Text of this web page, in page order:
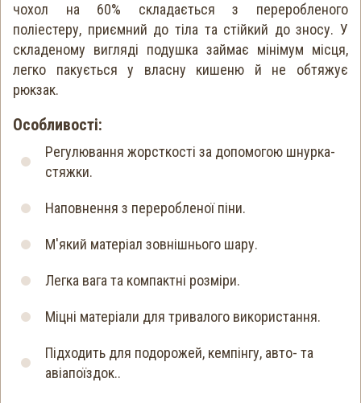
чохол на 60% складається з переробленого
поліестеру, приємний до тіла та стійкий до зносу. У
складеному вигляді подушка займає мінімум місця,
легко пакується у власну кишеню й не обтяжує
рюкзак.
Особливості:
Регулювання жорсткості за допомогою шнурка-
стяжки.
Наповнення з переробленої піни.
М'який матеріал зовнішнього шару.
Легка вага та компактні розміри.
Міцні матеріали для тривалого використання.
Підходить для подорожей, кемпінгу, авто- та
авіапоїздок..